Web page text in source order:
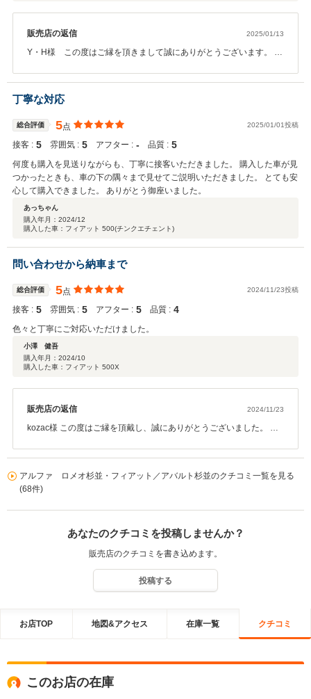
販売店の返信 2025/01/13
Y・H様 この度はご縁を頂きまして誠にありがとうございます。 誠
丁寧な対応
総合評価 5点 2025/01/01投稿
接客 : 5 雰囲気 : 5 アフター : ‐ 品質 : 5
何度も購入を見送りながらも、丁寧に接客いただきました。 購入した車が見
つかったときも、車の下の隅々まで見せてご説明いただきました。 とても安
心して購入できました。 ありがとう御座いました。
あっちゃん
購入年月： 2024/12
購入した車：フィアット 500(チンクエチェント)
問い合わせから納車まで
総合評価 5点 2024/11/23投稿
接客 : 5 雰囲気 : 5 アフター : 5 品質 : 4
色々と丁寧にご対応いただけました。
小澤 健吾
購入年月： 2024/10
購入した車：フィアット 500X
販売店の返信 2024/11/23
kozac様 この度はご縁を頂戴し、誠にありがとうございました。 ご
アルファ ロメオ杉並・フィアット／アバルト杉並のクチコミ一覧を見る
(68件)
あなたのクチコミを投稿しませんか？
販売店のクチコミを書き込めます。
投稿する
お店TOP 地図&アクセス 在庫一覧 クチコミ
このお店の在庫